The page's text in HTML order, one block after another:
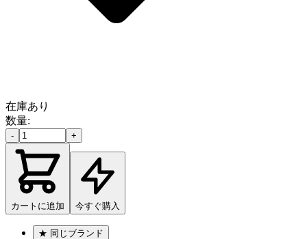
在庫あり
数量:
- +
カートに追加 今すぐ購入
★ 同じブランド